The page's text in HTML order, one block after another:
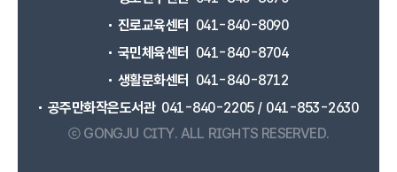
진로교육센터
041-840-8090
국민체육센터
041-840-8704
생활문화센터
041-840-8712
공주만화작은도서관 041-840-2205 / 041-853-2630
ⓒ GONGJU CITY. ALL RIGHTS RESERVED.